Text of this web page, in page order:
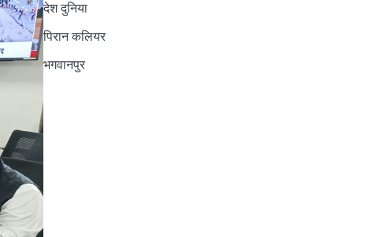
देश दुनिया
पिरान कलियर
भगवानपुर